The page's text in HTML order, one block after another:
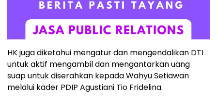
HK juga diketahui mengatur dan mengendalikan DTI
untuk aktif mengambil dan mengantarkan uang
suap untuk diserahkan kepada Wahyu Setiawan
melalui kader PDIP Agustiani Tio Fridelina.